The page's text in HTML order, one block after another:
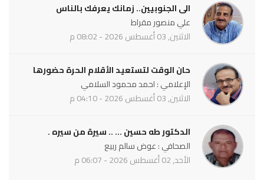
الى الجنوبيين.. زمانك يعرفك بالناس
علي منصور مقراط
الاثنين, 03 أغسطس 2026 - 08:02 م
حان الوقت لتستعيد الأقلام الحرة حضورها
الإعلامي : احمد محمود السلامي
الاثنين, 03 أغسطس 2026 - 04:10 م
الدكتور طه حسين ... .. سيرة من سيره .
الصحافي : عوض سالم ربيع
الأحد, 02 أغسطس 2026 - 06:07 م